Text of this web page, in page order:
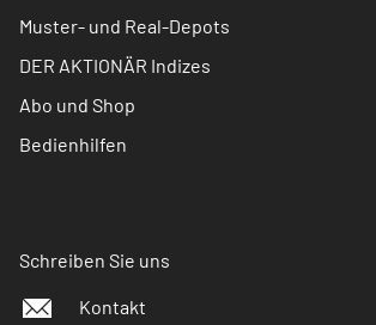
Muster- und Real-Depots
DER AKTIONÄR Indizes
Abo und Shop
Bedienhilfen
Schreiben Sie uns
Kontakt